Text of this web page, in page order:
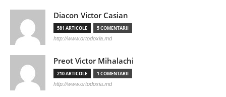
Diacon Victor Casian
581 ARTICOLE 5 COMENTARII
http://www.ortodoxia.md
Preot Victor Mihalachi
210 ARTICOLE 1 COMENTARII
http://www.ortodoxia.md